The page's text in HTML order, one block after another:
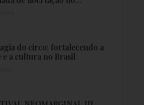
do circo: fortalecendo a
e a cultura no Brasil